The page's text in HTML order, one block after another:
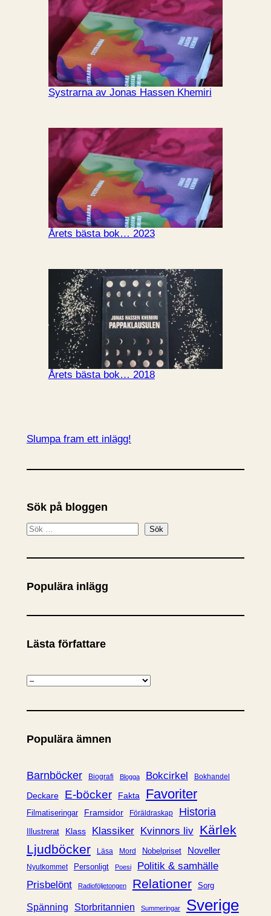
Systrarna av Jonas Hassen Khemiri
Årets bästa bok… 2023
Årets bästa bok… 2018
Slumpa fram ett inlägg!
Sök på bloggen
S
k
Sök
Populära inlägg
Lästa författare
K
t
g
r
i
Populära ämnen
Barnböcker Biografi Blogga Bokcirkel Bokhandel
Deckare E-böcker Fakta Favoriter
Filmatiseringar Framsidor Föräldraskap Historia
Illustrerat Klass Klassiker Kvinnors liv Kärlek
Ljudböcker
Läsa Mord Nobelpriset Noveller
Nyutkommet Personligt Poesi
Politik & samhälle
Prisbelönt
Radioföljetongen Relationer Sorg
Spänning Storbritannien Summeringar Sverige